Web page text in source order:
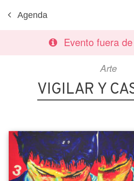
Agenda
Evento fuera
Arte
VIGILAR Y